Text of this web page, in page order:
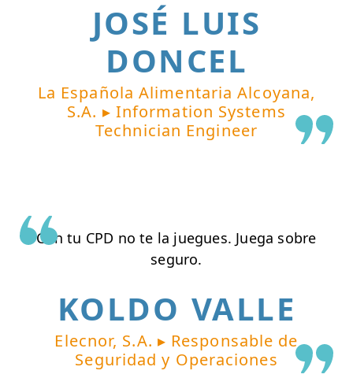
JOSÉ LUIS
DONCEL
La Española Alimentaria Alcoyana,
S.A. ▸ Information Systems
Technician Engineer
Con tu CPD no te la juegues. Juega sobre
seguro.
KOLDO VALLE
Elecnor, S.A. ▸ Responsable de
Seguridad y Operaciones